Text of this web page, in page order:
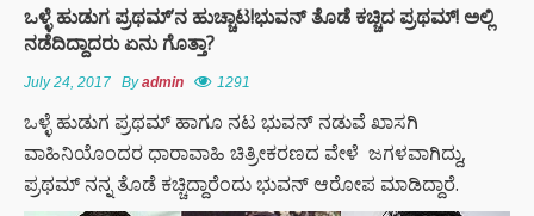
ಒಳ್ಳೆ ಹುಡುಗ ಪ್ರಥಮ್’ನ ಹುಚ್ಚಾಟ!ಭುವನ್ ತೊಡೆ ಕಚ್ಚಿದ ಪ್ರಥಮ್! ಅಲ್ಲಿ
ನಡೆದಿದ್ದಾದರು ಏನು ಗೊತ್ತಾ?
July 24, 2017 Byadmin 1291
ಒಳ್ಳೆ ಹುಡುಗ ಪ್ರಥಮ್ ಹಾಗೂ ನಟ ಭುವನ್ ನಡುವೆ ಖಾಸಗಿ
ವಾಹಿನಿಯೊಂದರ ಧಾರಾವಾಹಿ ಚಿತ್ರೀಕರಣದ ವೇಳೆ ಜಗಳವಾಗಿದ್ದು,
ಪ್ರಥಮ್ ನನ್ನ ತೊಡೆ ಕಚ್ಚಿದ್ದಾರೆಂದು ಭುವನ್ ಆರೋಪ ಮಾಡಿದ್ದಾರೆ.